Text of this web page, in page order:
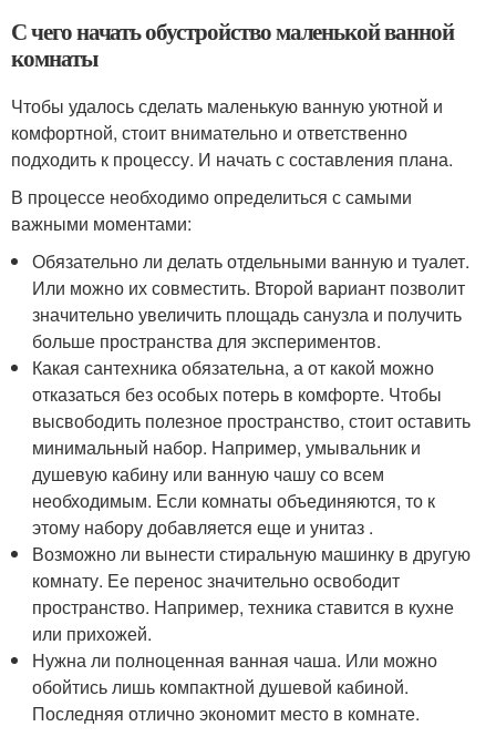
С чего начать обустройство маленькой ванной
комнаты
Чтобы удалось сделать маленькую ванную уютной и
комфортной, стоит внимательно и ответственно
подходить к процессу. И начать с составления плана.
В процессе необходимо определиться с самыми
важными моментами:
Обязательно ли делать отдельными ванную и туалет.
Или можно их совместить. Второй вариант позволит
значительно увеличить площадь санузла и получить
больше пространства для экспериментов.
Какая сантехника обязательна, а от какой можно
отказаться без особых потерь в комфорте. Чтобы
высвободить полезное пространство, стоит оставить
минимальный набор. Например, умывальник и
душевую кабину или ванную чашу со всем
необходимым. Если комнаты объединяются, то к
этому набору добавляется еще и унитаз .
Возможно ли вынести стиральную машинку в другую
комнату. Ее перенос значительно освободит
пространство. Например, техника ставится в кухне
или прихожей.
Нужна ли полноценная ванная чаша. Или можно
обойтись лишь компактной душевой кабиной.
Последняя отлично экономит место в комнате.